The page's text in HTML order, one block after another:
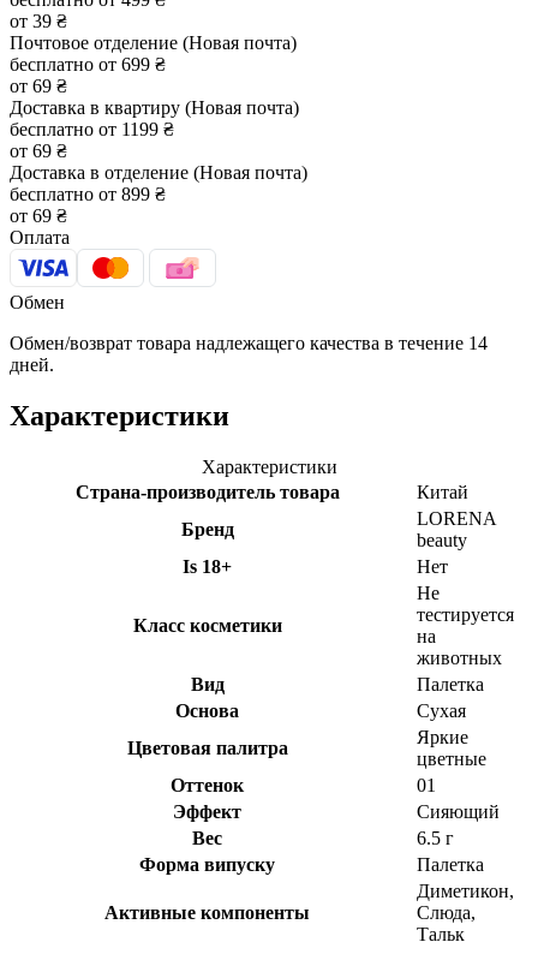
от 39 ₴
Почтовое отделение (Новая почта)
бесплатно от 699 ₴
от 69 ₴
Доставка в квартиру (Новая почта)
бесплатно от 1199 ₴
от 69 ₴
Доставка в отделение (Новая почта)
бесплатно от 899 ₴
от 69 ₴
Оплата
Обмен
Обмен/возврат товара надлежащего качества в течение 14
дней.
Характеристики
Характеристики
Страна-производитель товара
Китай
Бренд
LORENA
beauty
Is 18+
Нет
Класс косметики
Не
тестируется
на
животных
Вид
Палетка
Основа
Сухая
Цветовая палитра
Яркие
цветные
Оттенок
01
Эффект
Сияющий
Вес
6.5 г
Форма випуску
Палетка
Активные компоненты
Диметикон,
Слюда,
Тальк